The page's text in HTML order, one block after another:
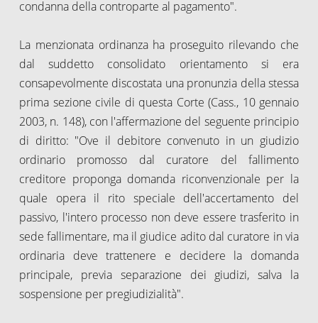
condanna della controparte al pagamento".
La menzionata ordinanza ha proseguito rilevando che
dal suddetto consolidato orientamento si era
consapevolmente discostata una pronunzia della stessa
prima sezione civile di questa Corte (Cass., 10 gennaio
2003, n. 148), con l'affermazione del seguente principio
di diritto: "Ove il debitore convenuto in un giudizio
ordinario promosso dal curatore del fallimento
creditore proponga domanda riconvenzionale per la
quale opera il rito speciale dell'accertamento del
passivo, l'intero processo non deve essere trasferito in
sede fallimentare, ma il giudice adito dal curatore in via
ordinaria deve trattenere e decidere la domanda
principale, previa separazione dei giudizi, salva la
sospensione per pregiudizialità".